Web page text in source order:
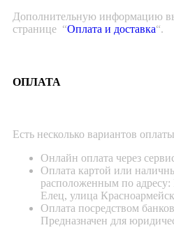
Дополнительную информацию
странице “Оплата и доставка“.
ОПЛАТА
Есть несколько вариантов
Онлайн оплата через
Оплата картой или
расположенным по адресу:
Елец, улица
Оплата посредством
Предназначен для